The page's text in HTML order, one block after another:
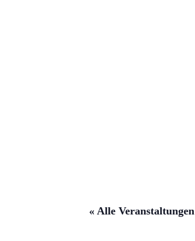
« Alle Veranstaltungen